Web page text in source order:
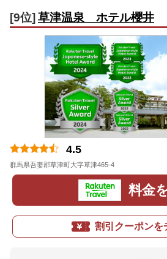
[9位]草津温泉 ホテル櫻井
4.5
群馬県吾妻郡草津町大字草津465-4
料金
割引クーポンを